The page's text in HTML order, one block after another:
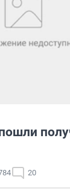
20